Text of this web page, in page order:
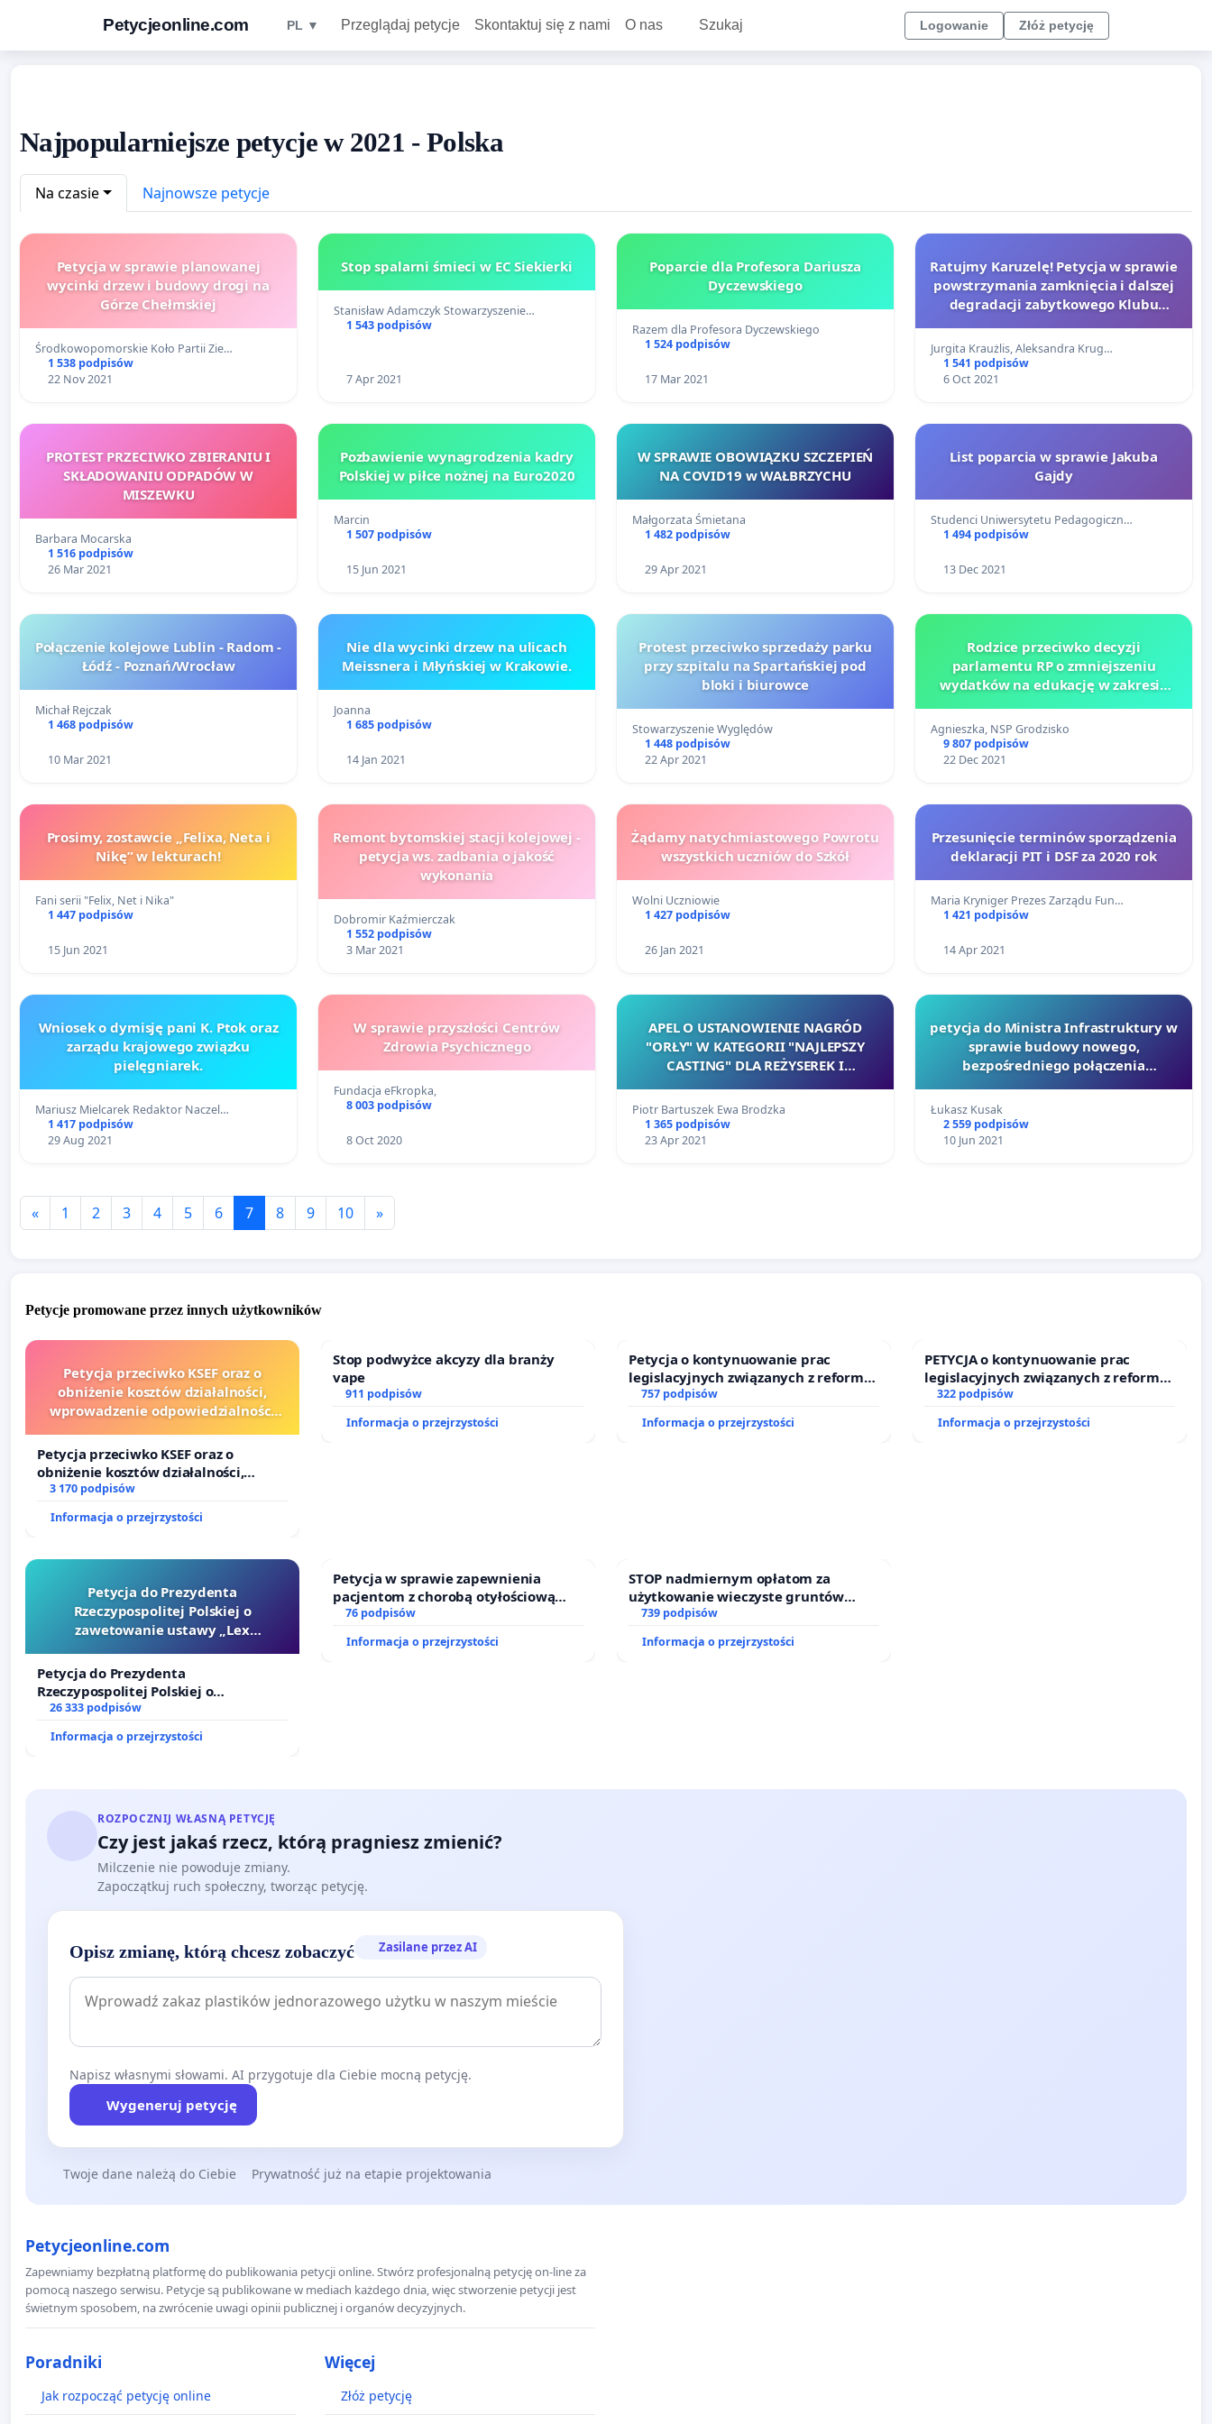
Petycjeonline.com PL ▼ Przeglądaj petycje Skontaktuj się z nami O nas Szukaj Logowanie Złóż petycję
Najpopularniejsze petycje w 2021 - Polska
Na czasie Najnowsze petycje
Petycja w sprawie planowanej
wycinki drzew i budowy drogi na
Górze Chełmskiej
Środkowopomorskie Koło Partii Zie…
1 538 podpisów
22 Nov 2021
Stop spalarni śmieci w EC Siekierki
Stanisław Adamczyk Stowarzyszenie…
1 543 podpisów
7 Apr 2021
Poparcie dla Profesora Dariusza
Dyczewskiego
Razem dla Profesora Dyczewskiego
1 524 podpisów
17 Mar 2021
Ratujmy Karuzelę! Petycja w sprawie
powstrzymania zamknięcia i dalszej
degradacji zabytkowego Klubu
Jurgita Kraużlis, Aleksandra Krug…
1 541 podpisów
6 Oct 2021
PROTEST PRZECIWKO ZBIERANIU I
SKŁADOWANIU ODPADÓW W
MISZEWKU
Barbara Mocarska
1 516 podpisów
26 Mar 2021
Pozbawienie wynagrodzenia kadry
Polskiej w piłce nożnej na Euro2020
Marcin
1 507 podpisów
15 Jun 2021
W SPRAWIE OBOWIĄZKU SZCZEPIEŃ
NA COVID19 w WAŁBRZYCHU
Małgorzata Śmietana
1 482 podpisów
29 Apr 2021
List poparcia w sprawie Jakuba
Gajdy
Studenci Uniwersytetu Pedagogiczn…
1 494 podpisów
13 Dec 2021
Połączenie kolejowe Lublin - Radom -
Łódź - Poznań/Wrocław
Michał Rejczak
1 468 podpisów
10 Mar 2021
Nie dla wycinki drzew na ulicach
Meissnera i Młyńskiej w Krakowie.
Joanna
1 685 podpisów
14 Jan 2021
Protest przeciwko sprzedaży parku
przy szpitalu na Spartańskiej pod
bloki i biurowce
Stowarzyszenie Wyględów
1 448 podpisów
22 Apr 2021
Rodzice przeciwko decyzji
parlamentu RP o zmniejszeniu
wydatków na edukację w zakresie
etnicznych oraz języka regionalnego
w budżecie na rok 2022
Agnieszka, NSP Grodzisko
9 807 podpisów
22 Dec 2021
Prosimy, zostawcie „Felixa, Neta i
Nikę” w lekturach!
Fani serii "Felix, Net i Nika"
1 447 podpisów
15 Jun 2021
Remont bytomskiej stacji kolejowej -
petycja ws. zadbania o jakość
wykonania
Dobromir Kaźmierczak
1 552 podpisów
3 Mar 2021
Żądamy natychmiastowego Powrotu
wszystkich uczniów do Szkół
Wolni Uczniowie
1 427 podpisów
26 Jan 2021
Przesunięcie terminów sporządzenia
deklaracji PIT i DSF za 2020 rok
Maria Kryniger Prezes Zarządu Fun…
1 421 podpisów
14 Apr 2021
Wniosek o dymisję pani K. Ptok oraz
zarządu krajowego związku
pielęgniarek.
Mariusz Mielcarek Redaktor Naczel…
1 417 podpisów
29 Aug 2021
W sprawie przyszłości Centrów
Zdrowia Psychicznego
Fundacja eFkropka,
8 003 podpisów
8 Oct 2020
APEL O USTANOWIENIE NAGRÓD
"ORŁY" W KATEGORII "NAJLEPSZY
CASTING" DLA REŻYSEREK I
Piotr Bartuszek Ewa Brodzka
1 365 podpisów
23 Apr 2021
petycja do Ministra Infrastruktury w
sprawie budowy nowego,
bezpośredniego połączenia
Łukasz Kusak
2 559 podpisów
10 Jun 2021
« 1 2 3 4 5 6 7 8 9 10 »
Petycje promowane przez innych użytkowników
Petycja przeciwko KSEF oraz o
obniżenie kosztów działalności,
wprowadzenie odpowiedzialności
sędziów
Petycja przeciwko KSEF oraz o
obniżenie kosztów działalności,
wprowadzenie odpowiedzialności
finansowej kluczowych urzędników i
sędziów
3 170 podpisów
Informacja o przejrzystości
Stop podwyżce akcyzy dla branży
vape
911 podpisów
Informacja o przejrzystości
Petycja o kontynuowanie prac
legislacyjnych związanych z reformą
prawa rodzinnego
757 podpisów
Informacja o przejrzystości
PETYCJA o kontynuowanie prac
legislacyjnych związanych z reformą
prawa rodzinnego
322 podpisów
Informacja o przejrzystości
Petycja do Prezydenta
Rzeczypospolitej Polskiej o
zawetowanie ustawy „Lex
Petycja do Prezydenta
Rzeczypospolitej Polskiej o
zawetowanie ustawy „Lex Szarlatan”
26 333 podpisów
Informacja o przejrzystości
Petycja w sprawie zapewnienia
pacjentom z chorobą otyłościową
dostępu do kompleksowego leczenia
oraz programów profilaktycznych.
76 podpisów
Informacja o przejrzystości
STOP nadmiernym opłatom za
użytkowanie wieczyste gruntów
zajmowanych przez rodzinne ogrody
działkowe.
739 podpisów
Informacja o przejrzystości
ROZPOCZNIJ WŁASNĄ PETYCJĘ
Czy jest jakaś rzecz, którą pragniesz zmienić?
Milczenie nie powoduje zmiany.
Zapoczątkuj ruch społeczny, tworząc petycję.
Opisz zmianę, którą chcesz zobaczyć Zasilane przez AI
Napisz własnymi słowami. AI przygotuje dla Ciebie mocną petycję.
Wygeneruj petycję
Twoje dane należą do Ciebie Prywatność już na etapie projektowania
Petycjeonline.com
Zapewniamy bezpłatną platformę do publikowania petycji online. Stwórz profesjonalną petycję on-line za
pomocą naszego serwisu. Petycje są publikowane w mediach każdego dnia, więc stworzenie petycji jest
świetnym sposobem, na zwrócenie uwagi opinii publicznej i organów decyzyjnych.
Poradniki
Jak rozpocząć petycję online
Więcej
Złóż petycję